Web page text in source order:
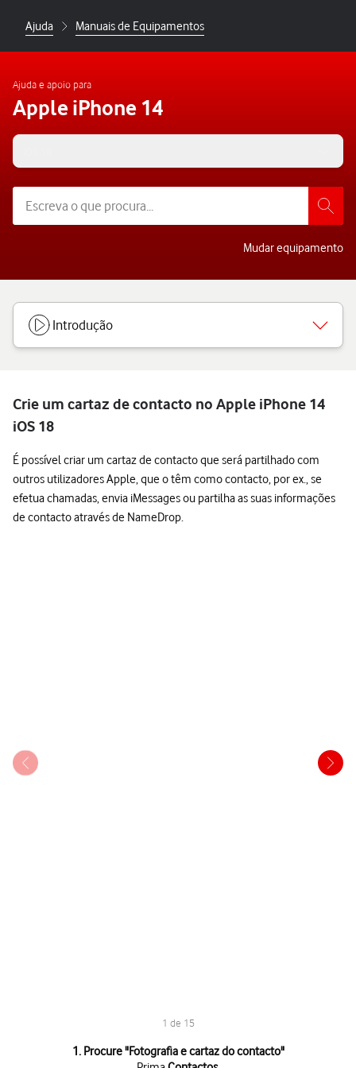
Ajuda Manuais de Equipamentos
Ajuda e apoio para
Apple iPhone 14
Mudar equipamento
Introdução
Crie um cartaz de contacto no Apple iPhone 14
iOS 18
É possível criar um cartaz de contacto que será partilhado com
outros utilizadores Apple, que o têm como contacto, por ex., se
efetua chamadas, envia iMessages ou partilha as suas informações
de contacto através de NameDrop.
1 de 15
1. Procure "Fotografia e cartaz do contacto"